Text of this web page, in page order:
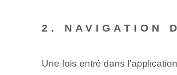
2. NAVIGATION
Une fois⁤ entré dans